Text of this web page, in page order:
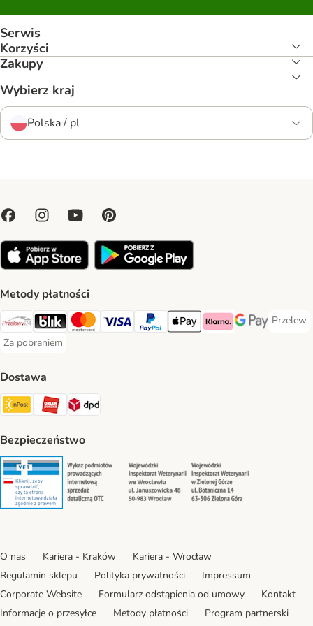
Serwis
Korzyści
Zakupy
Wybierz kraj
Polska / pl
Metody płatności
Przelewy24 Payment Method
Blik Payment Method
MasterCard Payment Method
Visa Payment Method
PayPal Payment Method
Apple Pay Payment Method
Klarna Payment Method
Google Pay
Przelew
Przelew
Za pobraniem
Za pobraniem Payment Method
Dostawa
Paczkomat® Shipping Method
ORLEN Paczka Shipping Method
DPD Shipping Method
Bezpieczeństwo
Security Security Security
O nas Kariera - Kraków
Kariera - Wrocław
Regulamin sklepu
Polityka prywatności
Impressum
Corporate Website
Formularz odstąpienia od umowy
Kontakt
Informacje o przesyłce
Metody płatności
Program partnerski